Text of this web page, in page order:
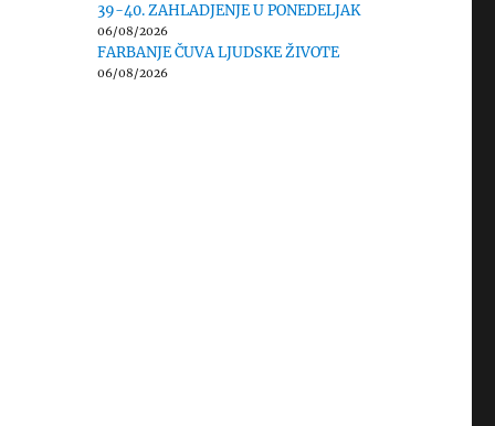
39-40. ZAHLADJENJE U PONEDELJAK
06/08/2026
FARBANJE ČUVA LJUDSKE ŽIVOTE
06/08/2026